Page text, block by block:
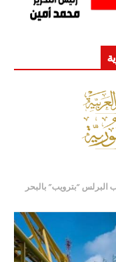
“بترويب” بالبحر